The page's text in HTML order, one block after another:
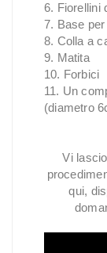
6. Fiorellini
7. Base
8. Colla a
9. Matita
10. Forbici
11. Un
(diametro
Vi
qui,